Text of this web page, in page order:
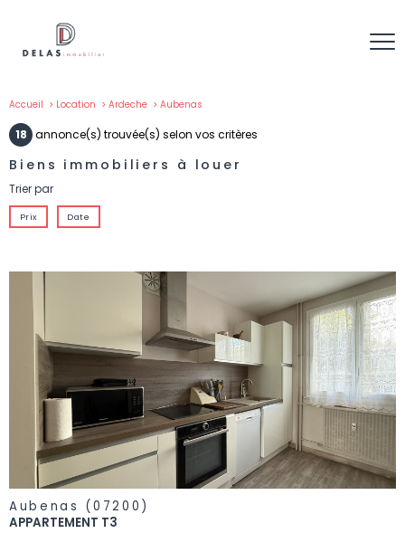
Accueil Location Ardeche Aubenas
18 annonce(s) trouvée(s) selon vos critères
Biens immobiliers à louer
Trier par
Prix Date
VOIR LE
BIEN
Aubenas (07200)
APPARTEMENT T3